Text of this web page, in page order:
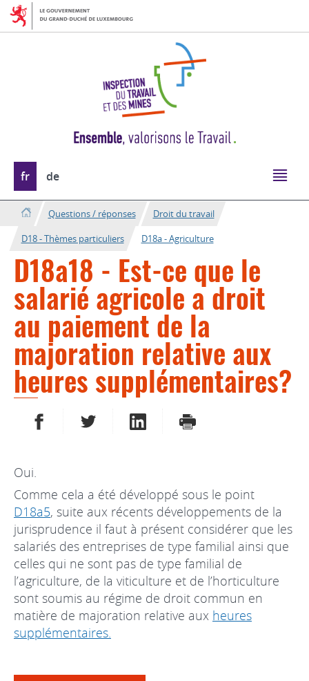
Aller
Aller
au
Changer
de
langue
fr de
Questions / réponses
Droit du travail
D18 - Thèmes particuliers
D18a - Agriculture
D18a18 - Est-ce que le
salarié agricole a droit
au paiement de la
majoration relative aux
heures supplémentaires?
PARTAGER SUR FACEBOOK
PARTAGER SUR TWITTER
PARTAGER SUR LINKEDIN
IMPRIMER
Oui.
Comme cela a été développé sous le point
D18a5, suite aux récents développements de la
jurisprudence il faut à présent considérer que les
salariés des entreprises de type familial ainsi que
celles qui ne sont pas de type familial de
l’agriculture, de la viticulture et de l’horticulture
sont soumis au régime de droit commun en
matière de majoration relative aux heures
supplémentaires.